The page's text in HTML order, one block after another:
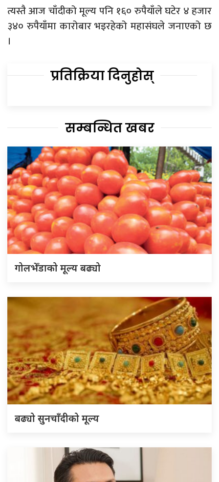
त्यस्तै आज चाँदीको मूल्य पनि १६० रुपैयाँले घटेर ४ हजार
३४० रुपैयाँमा कारोबार भइरहेको महासंघले जनाएको छ
।
प्रतिक्रिया दिनुहोस्
सम्बन्धित खबर
गोलभेँडाको मूल्य बढ्यो
बढ्यो सुनचाँदीको मूल्य